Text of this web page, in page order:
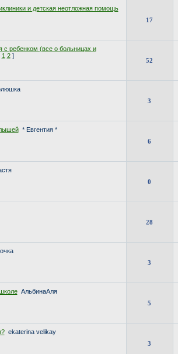
и детская неотложная помощь
17
с ребенком (все о больницах и
1 2 ]
52
3
* Евгентия *
6
0
28
3
АльбинаАля
5
ekaterina velikay
3